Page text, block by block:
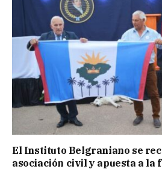
El Instituto Belgraniano se
asociación civil y apuesta a la